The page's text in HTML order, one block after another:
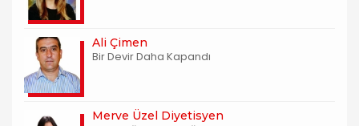
Ali Çimen
Bir Devir Daha Kapandı
Merve Üzel Diyetisyen